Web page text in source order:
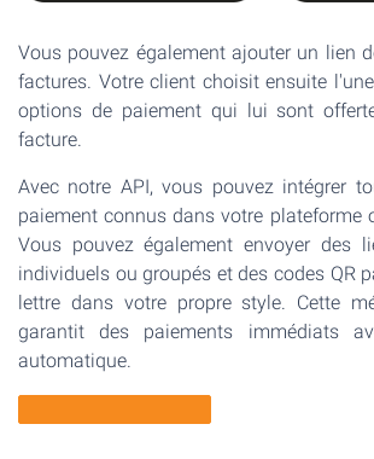
Vous pouvez également ajouter un lien
factures. Votre client choisit ensuite
options de paiement qui lui sont
facture.
Avec notre API, vous pouvez intégrer
paiement connus dans votre plateforme
Vous pouvez également envoyer des
individuels ou groupés et des codes QR
lettre dans votre propre style. Cette
garantit des paiements immédiats
automatique.